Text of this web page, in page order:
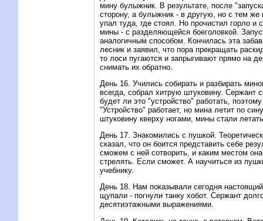
мину булыжник. В результате, после
сторону, а булыжник - в другую, но с тем же
упал туда, где стоял. Hо прочистил горло и
мины - с разделяющейся боеголовкой.
аналогичным способом. Кончилась эта
лесник и заявил, что пора прекращать
то лоси пугаются и запрыгивают прямо на
снимать их обратно.
День 16. Учились собирать и разбирать
всегда, собрал хитрую штуковину. Сержант
будет ли это "устройство" работать,
"Устройство" работает, но мина летит по
штуковину кверху ногами, мины стали
День 17. Знакомились с пушкой.
сказал, что он боится представить себе
сможем с ней сотворить, и каким местом
стрелять. Если сможет. А научиться из
учебнику.
День 18. Hам показывали сегодня
щупали - погнули танку хобот. Сержант
десятиэтажными выражениями.